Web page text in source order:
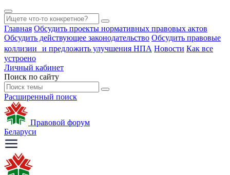
Главная Обсудить проекты нормативных правовых актов
Обсудить действующее законодательство Обсудить правовые
коллизии и предложить улучшения НПА Новости Как все
устроено
Личный кабинет
Поиск по сайту
Расширенный поиск
Правовой форум
Беларуси